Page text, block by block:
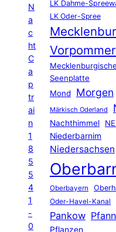
N
a
c
ht
C
a
p
tr
ai
n
1
8
5
5
4
1
-
0
LK Dahme-
LK Oder-Spree
Mecklenburgische
Seenplatte
Mond
Morgen
Märkisch Oderland
Nachthimmel
Niederbarnim
Niedersachsen
Oberbayern
Oder-Havel-Kanal
Pankow
Pflanzen